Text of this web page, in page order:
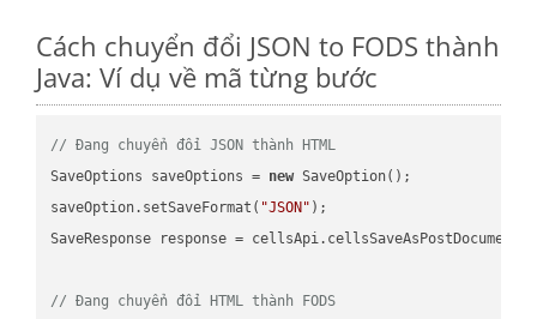
Cách chuyển đổi JSON to FODS thành
Java: Ví dụ về mã từng bước
// Đang chuyển đổi JSON thành HTML
SaveOptions saveOptions = new SaveOption();
saveOption.setSaveFormat( "JSON" );
SaveResponse response =
// Đang chuyển đổi HTML thành FODS